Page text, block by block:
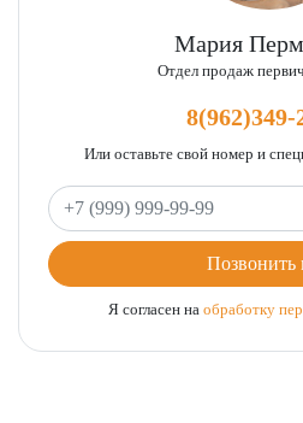
Мария
Отдел продаж
8(962)349-
Или оставьте свой номер и
Позвонить
Я согласен на обработку